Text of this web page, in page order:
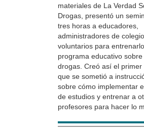
materiales de La Verdad
Drogas, presentó un
tres horas a educadores,
administradores de
voluntarios para
programa educativo sobre
drogas. Creó así el primer
que se sometió a
sobre cómo implementar
de estudios y entrenar a
profesores para hacer lo